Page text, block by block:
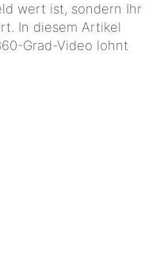
wert ist, sondern Ihr
Grad-Video lohnt